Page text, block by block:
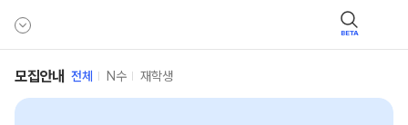
BETA
모집안내 전체 N수 재학생